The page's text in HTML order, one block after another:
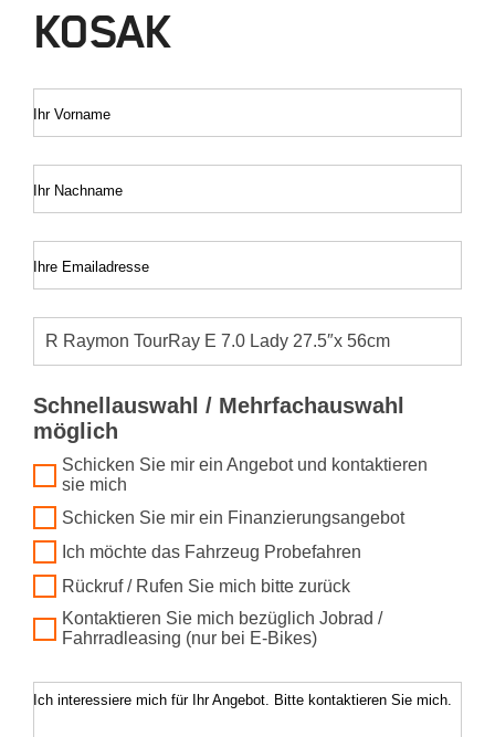
KOSAK
Ihr Vorname
Ihr Nachname
Ihre Emailadresse
Schnellauswahl / Mehrfachauswahl
möglich
Schicken Sie mir ein Angebot und kontaktieren
sie mich
Schicken Sie mir ein Finanzierungsangebot
Ich möchte das Fahrzeug Probefahren
Rückruf / Rufen Sie mich bitte zurück
Kontaktieren Sie mich bezüglich Jobrad /
Fahrradleasing (nur bei E-Bikes)
Ich interessiere mich für Ihr Angebot. Bitte kontaktieren Sie mich.